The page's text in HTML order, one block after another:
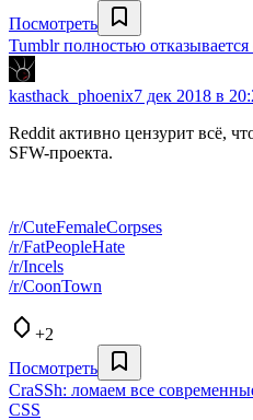
Посмотреть
Tumblr полностью
kasthack_phoenix7 дек 2018 в
Reddit активно цензурит всё,
SFW-проекта.
/r/CuteFemaleCorpses
/r/FatPeopleHate
/r/Incels
/r/CoonTown
+2
Посмотреть
CraSSh: ломаем все
CSS